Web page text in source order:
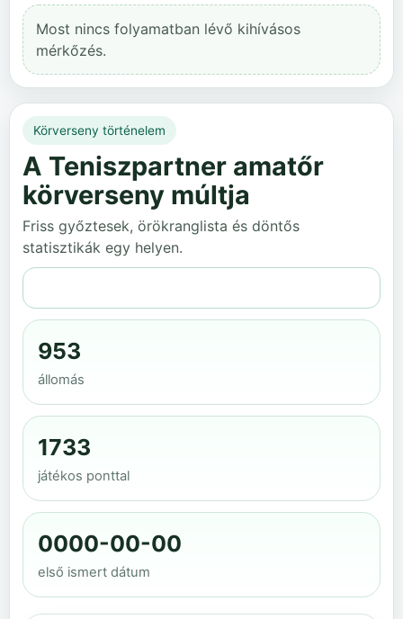
Most nincs folyamatban lévő kihívásos
mérkőzés.
Körverseny történelem
A Teniszpartner amatőr
körverseny múltja
Friss győztesek, örökranglista és döntős
statisztikák egy helyen.
953
állomás
1733
játékos ponttal
0000-00-00
első ismert dátum